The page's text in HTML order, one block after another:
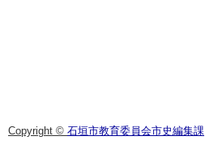
Copyright © 石垣市教育委員会市史編集課